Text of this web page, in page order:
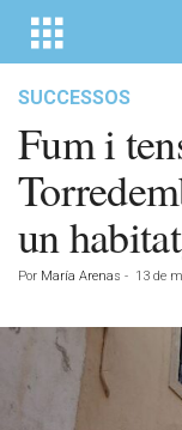
SUCCESSOS
Fum i
un
Por María Arenas - 13 de